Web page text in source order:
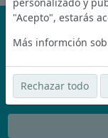
¡No te pierdas
Únete a la
ofertas de empleo
Nunca compartiremos
"Acepto", estarás
Más informción
Rechazar todo